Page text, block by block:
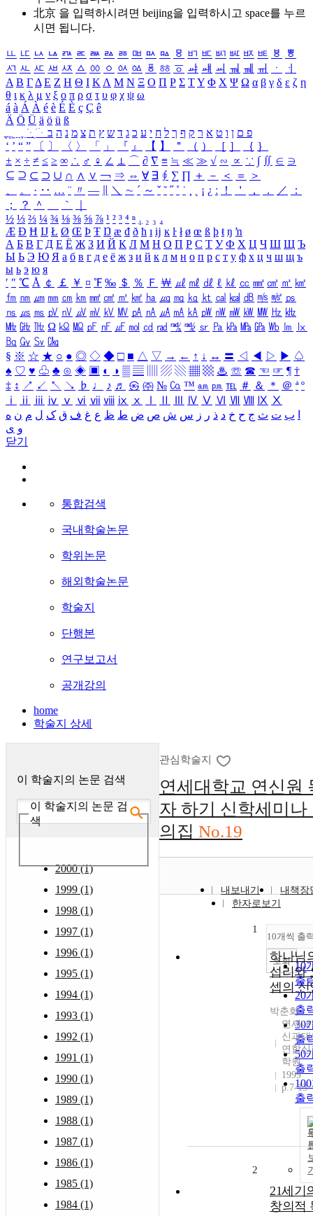
北京 을 입력하시려면 beijing을 입력하시고 space를 누르
시면 됩니다.
ㅥ ㅦ ㅧ ㅨ ㅩ ㅪ ㅫ ㅬ ㅭ ㅮ ㅯ ㅰ ㅱ ㅲ ㅳ ㅴ ㅵ ㅶ ㅷ ㅸ
ㅹ
ㅺ ㅻ ㅼ ㅽ ㅾ ㅿ ㆀ ㆁ ㆂ ㆃ ㆄ ㆅ ㆆ ㆇ ㆈ ㆉ ㆊ ㆋ ㆌ ㆍ
ㆎ
Α Β ΓΔ Ε Ζ Η Θ Ι ΚΛ Μ Ν Ξ Ο Π Ρ Σ ΤΥ Φ Χ Ψ Ω α β γ δ ε ζ η
θ ι κ λ μ ν ξ ο π ρ σ τ υ φ χ ψ ω
á à Á À é è É È ç Ç ê
Ä Ö Ü ä ö ü ß
ִֶֹ ֻּ ׁׂ פ ם ן ו ט א ר ק ף ך ל ח י ע כ ג ד ש ץ ת צ מ נ ה ב
‘ ’ “ ” 〔 〕 〈 〉 「 」 『 』 【 】 ＂ （ ） ［ ］ ｛ ｝
± × ÷ ≠ ≤ ≥ ∞ ∴ ♂ ♀ ∠ ⊥ ⌒ ∂ ∇ ≡ ≒ ≪ ≫ √ ∽ ∝ ∵ ∫ ∬ ∈ ∋
⊆ ⊇ ⊂ ⊃ ∪ ∩ ∧ ∨ ￢ ⇒ ⇔ ∀ ∃ ∮ ∑ ∏ ＋ － ＜ ＝
＞
、
。 · ‥ … ¨ 〃 ― ＼ ∼ ´ ～ ˇ ˘ ˝ ˚ ˙ ¸ ¡ ¿ ː ！ ＇ ， ． ／
：
；
？ ＾ ｀
½ ⅓ ⅔ ¼ ¾ ⅛ ⅜ ⅝ ⅞ ¹ ² ³ ⁴ ⁿ ₁ ₂ ₃ ₄
Æ Ð Ħ Ĳ Ł Ø Œ Þ Ŧ Ŋ æ đ ð ħ ı ĳ ĸ ŀ ł ø œ ß þ ŧ ŋ ŉ
А Б В Г Д Е Ё Ж З И Й К Л М Н О П Р С Т У Ф Х Ц Ч Ш Щ Ъ
Ы Ь Э Ю Я а б в г д е ё ж з и й к л м н о п р с т у ф х ц ч ш щ ъ
ы ь э ю я
′ ″ ℃ Å ￠ ￡ ￥ ¤ ℉ ‰ ＄ ％ Ｆ ￦ ㎕ ㎖ ㎗ ℓ ㎘ ㏄ ㎣ ㎤ ㎥ ㎦
㎙ ㎚ ㎛ ㎜ ㎝ ㎞ ㎟ ㎠ ㎡ ㎢ ㏊ ㎍ ㎎ ㎏ ㏏ ㎈ ㎉ ㏈ ㎧ ㎨ ㎰
㎱ ㎲ ㎳ ㎴ ㎵ ㎶ ㎷ ㎸ ㎹ ㎀ ㎁ ㎂ ㎃ ㎄ ㎺ ㎻ ㎽ ㎾ ㎿ ㎐ ㎑
㎒ ㎓ ㎔ Ω ㏀ ㏁ ㎊ ㎋ ㎌ ㏖ ㏅ ㎭ ㎮ ㎯ ㏛ ㎩ ㎪ ㎫ ㎬ ㏝ ㏐
㏓
㏃ ㏉ ㏜ ㏆
§ ※ ☆ ★ ○ ● ◎ ◇ ◆ □ ■ △ ▽ → ← ↑ ↓ ↔ 〓 ◁ ◀ ▷ ▶ ♤
♠ ♡ ♥ ♧ ♣ ⊙ ◈ ▣ ◐ ◑ ▒ ▤ ▨ ▧ ▦ ▩ ♨ ☏ ☎ ☜ ☞ ¶ †
‡ ↕ ↗ ↙ ↖ ↘ ♭ ♩ ♪ ♬ ㉿ ㈜ № ㏇ ™ ㏂ ㏘ ℡ ＃ ＆ ＊ ＠ ª º
ⅰ
ⅱ ⅲ ⅳ ⅴ ⅵ ⅶ ⅷ ⅸ ⅹ Ⅳ Ⅴ Ⅵ Ⅶ Ⅷ Ⅸ Ⅹ
ب ت ث ج ح خ د ذ ر ز س ش ص ض ط ظ ع غ ف ق ک ل م ن ه
و ی
닫기
통합검색
국내학술논문
학위논문
해외학술논문
학술지
단행본
연구보고서
공개강의
home
학술지 상세
이 학술지의 논문 검색
이 학술지의 논문 검
색
2000 (1)
1999 (1)
1998 (1)
1997 (1)
1996 (1)
1995 (1)
1994 (1)
1993 (1)
1992 (1)
1991 (1)
1990 (1)
1989 (1)
1988 (1)
1987 (1)
1986 (1)
1985 (1)
1984 (1)
관심학술지
연세대학교 연신원
자 하기 신학세미나
의집 No.19
내보내기
내책장
한자로보기
10개씩 출
10
출
20
출
30
출
50
출
출
조회
1
하나님
섭리와
셉의 신
박춘화
연세
신과대
연합
학원
1999
p.7-13
2
21세기
창의적